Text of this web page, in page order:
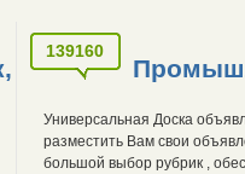
139160
Универсальная Доска
разместить Вам свои
большой выбор рубрик ,